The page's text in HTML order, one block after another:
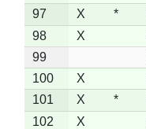
97
X *
98
X
99
100
X
101
X *
102
X